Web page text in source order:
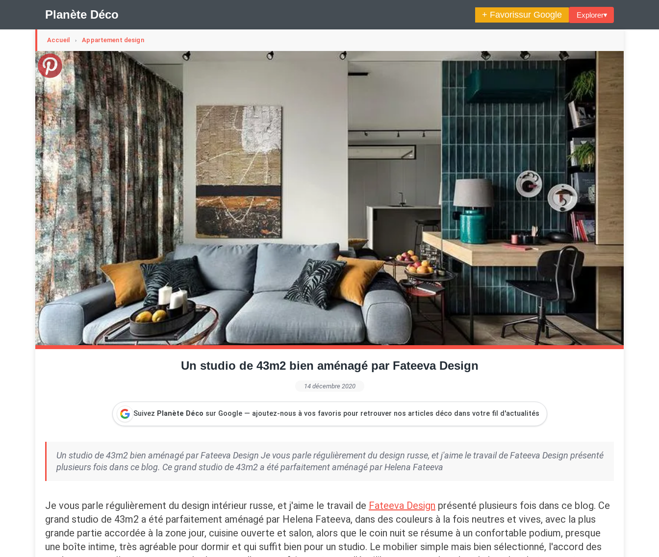
Planète Déco + Favorissur Google Explorer▾
🛍︎ Shop Planète Déco ℹ︎ À propos
Appartement Design Cabanes Decoration Noël La Semaine Décoration Et Design
Maison En Ville
Méli-Mélo Suédois
Publi Reportage Tendance Interieurs Scandinaves
Maison Appartement Écologique
Maison Container/container House Maison D'hôtes On Décode La Déco
Piscine
Question De Style
Renovation Revue De Week End Tiny House
Accueil › Appartement design
Un studio de 43m2 bien aménagé par Fateeva Design
14 décembre 2020
Suivez Planète Déco sur Google — ajoutez-nous à vos favoris pour retrouver nos articles déco dans votre fil d'actualités
Un studio de 43m2 bien aménagé par Fateeva Design Je vous parle régulièrement du design russe, et j'aime le travail de Fateeva Design présenté
plusieurs fois dans ce blog. Ce grand studio de 43m2 a été parfaitement aménagé par Helena Fateeva
Je vous parle régulièrement du design intérieur russe, et j'aime le travail de Fateeva Design présenté plusieurs fois dans ce blog. Ce
grand studio de 43m2 a été parfaitement aménagé par Helena Fateeva, dans des couleurs à la fois neutres et vives, avec la plus
grande partie accordée à la zone jour, cuisine ouverte et salon, alors que le coin nuit se résume à un confortable podium, presque
une boîte intime, très agréable pour dormir et qui suffit bien pour un studio. Le mobilier simple mais bien sélectionné, l'accord des